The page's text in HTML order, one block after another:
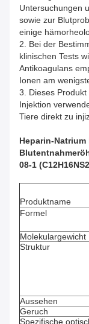
Untersuchungen
sowie zur
einige
2. Bei der
klinischen Tests
Antikoagulans
Ionen am
3. Dieses
Injektion
Tiere direkt zu
Heparin-
08-1
Produktname
Formel
Molekulargewicht
Struktur
Aussehen
Geruch
Spezifische